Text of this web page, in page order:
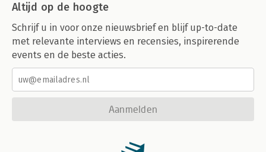
Altijd op de hoogte
Schrijf u in voor onze nieuwsbrief en blijf up-to-date
met relevante interviews en recensies, inspirerende
events en de beste acties.
Aanmelden